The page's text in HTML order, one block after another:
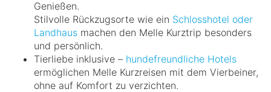
Genießen.
Stilvolle Rückzugsorte wie ein Schlosshotel oder
Landhaus machen den Melle Kurztrip besonders
und persönlich.
Tierliebe inklusive – hundefreundliche Hotels
ermöglichen Melle Kurzreisen mit dem Vierbeiner,
ohne auf Komfort zu verzichten.